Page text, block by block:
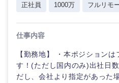
正社員
1000万 フルリモ
仕事内容
【勤務地】 ・本ポジション
す！(ただし国内のみ)出社日
だし、会社より指定があった